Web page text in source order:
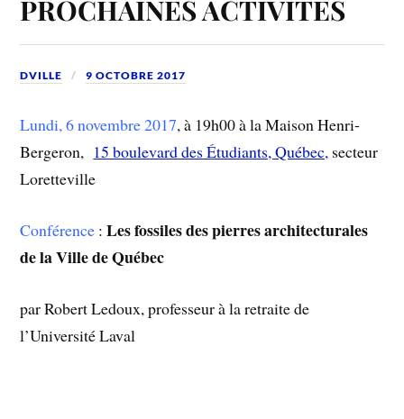
PROCHAINES ACTIVITÉS
DVILLE 9 OCTOBRE 2017
Lundi, 6 novembre 2017, à 19h00 à la Maison Henri-
Bergeron, 15 boulevard des Étudiants, Québec, secteur
Loretteville
Conférence :Les fossiles des pierres architecturales
de la Ville de Québec
par Robert Ledoux, professeur à la retraite de
l’Université Laval